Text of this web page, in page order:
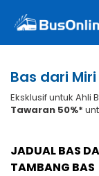
Bas dari
Eksklusif untuk Ahli
Tawaran 50%*
JADUAL BAS
TAMBANG BAS